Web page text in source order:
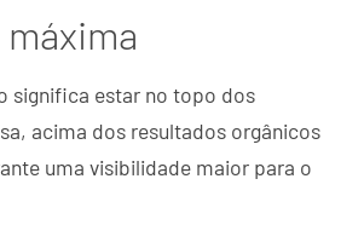
significa estar no topo dos
acima dos resultados orgânicos
uma visibilidade maior para o